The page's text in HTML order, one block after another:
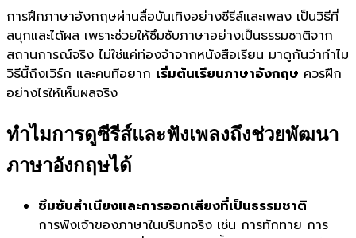
การฝึกภาษาอังกฤษผ่านสื่อบันเทิงอย่างซีรีส์และเพลง เป็นวิธีที่
สนุกและได้ผล เพราะช่วยให้ซึมซับภาษาอย่างเป็นธรรมชาติจาก
สถานการณ์จริง ไม่ใช่แค่ท่องจำจากหนังสือเรียน มาดูกันว่าทำไม
วิธีนี้ถึงเวิร์ก และคนทีอยาก เริ่มต้นเรียนภาษาอังกฤษ ควรฝึก
อย่างไรให้เห็นผลจริง
ทำไมการดูซีรีส์และฟังเพลงถึงช่วยพัฒนา
ภาษาอังกฤษได้
ซึมซับสำเนียงและการออกเสียงที่เป็นธรรมชาติ
การฟังเจ้าของภาษาในบริบทจริง เช่น การทักทาย การ